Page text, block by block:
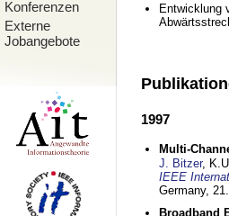
Konferenzen
Externe
Jobangebote
Entwicklung
1997
Multi-
J. Bitzer,
IEEE
Germany,
Broadband